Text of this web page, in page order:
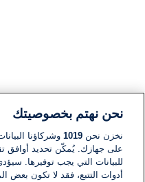
نحن نهتم بخصوصيتك
نخزن نحن 1019 وشركاؤنا
على جهازك. يُمكّن تحديد أوافق
للبيانات التي يجب توفيرها.
أدوات التتبع، فقد لا تكون بعض